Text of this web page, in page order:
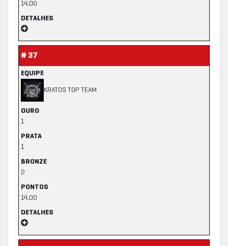
14,00
DETALHES
# 37
EQUIPE
KRATOS TOP TEAM
OURO
1
PRATA
1
BRONZE
2
PONTOS
14,00
DETALHES